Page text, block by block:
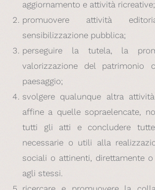
aggiornamento e attività ricreative;
promuovere attività
sensibilizzazione pubblica;
perseguire la tutela, la
valorizzazione del patrimonio
paesaggio;
svolgere qualunque altra
affine a quelle sopraelencate,
tutti gli atti e concludere
necessarie o utili alla
sociali o attinenti, direttamente o
agli stessi.